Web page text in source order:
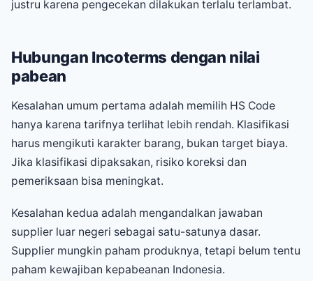
justru karena pengecekan dilakukan terlalu terlambat.
Hubungan Incoterms dengan nilai
pabean
Kesalahan umum pertama adalah memilih HS Code
hanya karena tarifnya terlihat lebih rendah. Klasifikasi
harus mengikuti karakter barang, bukan target biaya.
Jika klasifikasi dipaksakan, risiko koreksi dan
pemeriksaan bisa meningkat.
Kesalahan kedua adalah mengandalkan jawaban
supplier luar negeri sebagai satu-satunya dasar.
Supplier mungkin paham produknya, tetapi belum tentu
paham kewajiban kepabeanan Indonesia.